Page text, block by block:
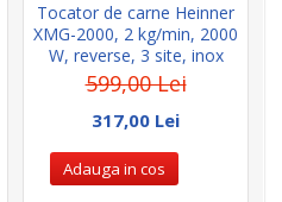
Tocator de carne Heinner
XMG-2000, 2 kg/min, 2000
W, reverse, 3 site, inox
599,00 Lei
317,00 Lei
Adauga in cos